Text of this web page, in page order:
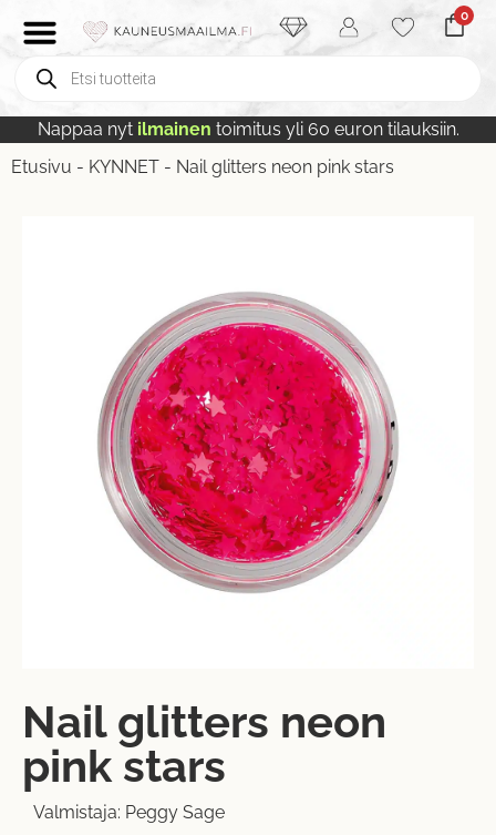
0
Nappaa nyt ilmainen toimitus yli 60 euron tilauksiin.
Etusivu - KYNNET - Nail glitters neon pink stars
Nail glitters neon
pink stars
Valmistaja: Peggy Sage